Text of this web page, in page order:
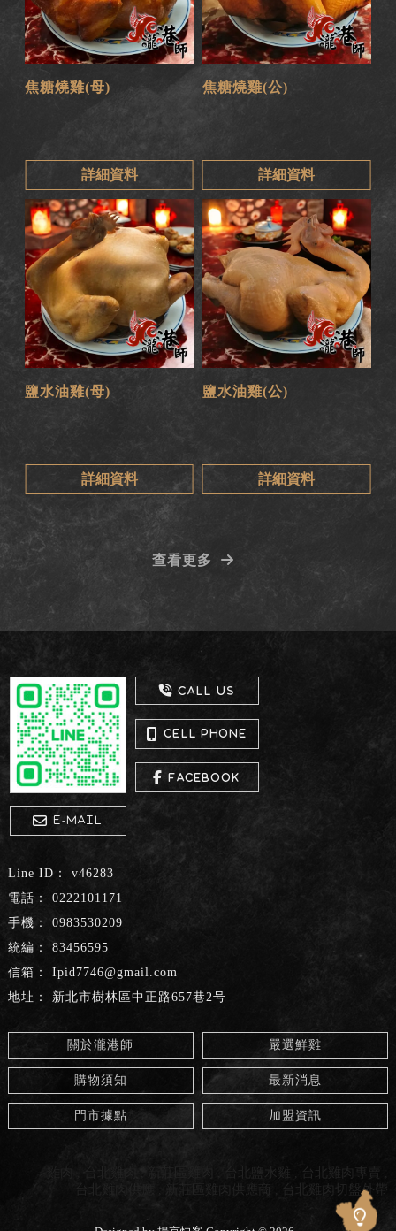
焦糖燒雞(母)
詳細資料
焦糖燒雞(公)
詳細資料
鹽水油雞(母)
詳細資料
鹽水油雞(公)
詳細資料
查看更多
v46283
0222101171
0983530209
83456595
Ipid7746@gmail.com
新北市樹林區中正路657巷2号
關於瀧港師 嚴選鮮雞
購物須知 最新消息
門市據點 加盟資訊
台北鹽水雞
台北雞肉專賣
台北雞肉切盤外帶